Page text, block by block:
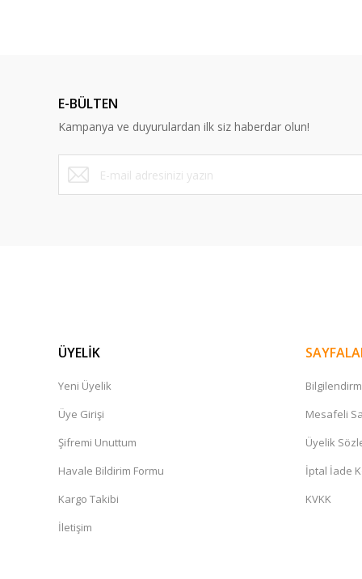
Yonex
PolyTour Fire 120 Monofilament 12m Tenis Kordajı -
E-BÜLTEN
Kampanya ve duyurulardan ilk siz haberdar olun!
ÜYELİK
Yeni Üyelik
Üye Girişi
Şifremi Unuttum
Havale Bildirim Formu
Kargo Takibi
İletişim
Mesafeli
Üyelik
İptal İade
KVKK